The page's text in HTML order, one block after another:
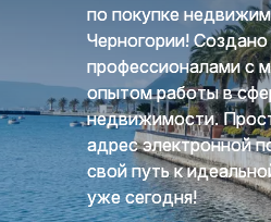
по покупке
Черногории! Создано
профессионалами с
опытом работы в
недвижимости.
адрес электронной
свой путь к
уже сегодня!